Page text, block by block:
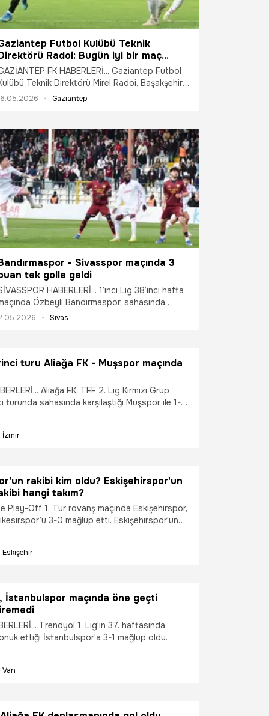
Futbol Kulübü Teknik
Radoi: Bugün iyi bir maç
ama kazanamadık
FK HABERLERİ... Gaziantep Futbol
Teknik Direktörü Mirel Radoi, Başakşehir
ardından, "Bugün iyi bir maç çıkardık ama
Gaziantep
- Sivasspor maçında 3
tek golle geldi
HABERLERİ... 1’inci Lig 38’inci hafta
Özbeyli Bandırmaspor, sahasında
Özbelsan Sivasspor’u 1-0 mağlup etti.
Sivas
turu Aliağa FK - Muşspor maçında
Aliağa FK, TFF 2. Lig Kırmızı Grup
sahasında karşılaştığı Muşspor ile 1-1
İzmir
rakibi kim oldu? Eskişehirspor'un
hangi takım?
Play-Off 1. Tur rövanş maçında Eskişehirspor,
3-0 mağlup etti. Eskişehirspor'un
Eskişehir
İstanbulspor maçında öne geçti
Trendyol 1. Lig'in 37. haftasında
ettiği İstanbulspor'a 3-1 mağlup oldu.
Van